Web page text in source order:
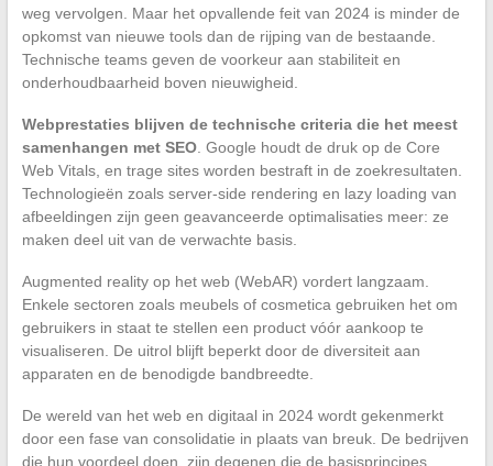
weg vervolgen. Maar het opvallende feit van 2024 is minder de
opkomst van nieuwe tools dan de rijping van de bestaande.
Technische teams geven de voorkeur aan stabiliteit en
onderhoudbaarheid boven nieuwigheid.
Webprestaties blijven de technische criteria die het meest
samenhangen met SEO. Google houdt de druk op de Core
Web Vitals, en trage sites worden bestraft in de zoekresultaten.
Technologieën zoals server-side rendering en lazy loading van
afbeeldingen zijn geen geavanceerde optimalisaties meer: ze
maken deel uit van de verwachte basis.
Augmented reality op het web (WebAR) vordert langzaam.
Enkele sectoren zoals meubels of cosmetica gebruiken het om
gebruikers in staat te stellen een product vóór aankoop te
visualiseren. De uitrol blijft beperkt door de diversiteit aan
apparaten en de benodigde bandbreedte.
De wereld van het web en digitaal in 2024 wordt gekenmerkt
door een fase van consolidatie in plaats van breuk. De bedrijven
die hun voordeel doen, zijn degenen die de basisprincipes